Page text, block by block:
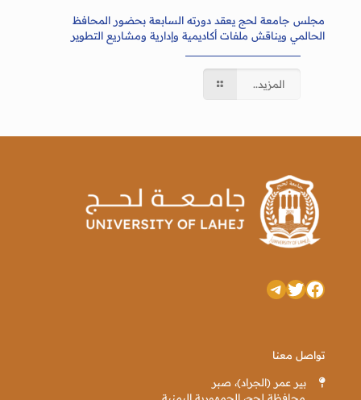
مجلس جامعة لحج يعقد دورته السابعة بحضور المحافظ
الحالمي ويناقش ملفات أكاديمية وإدارية ومشاريع التطوير
المزيد..
فيسبوك
تويترتيليجرام
تواصل معنا
بير عمر (الجراد)، صبر